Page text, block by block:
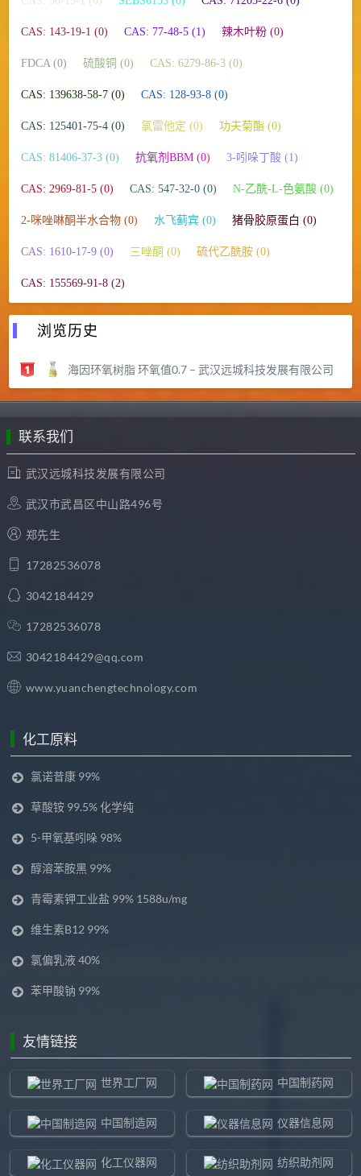
CAS: 143-19-1 (0) CAS: 77-48-5 (1) 辣木叶粉 (0)
FDCA (0) 硫酸铜 (0) CAS: 6279-86-3 (0)
CAS: 139638-58-7 (0) CAS: 128-93-8 (0)
CAS: 125401-75-4 (0) 氯雷他定 (0) 功夫菊酯 (0)
CAS: 81406-37-3 (0) 抗氧剂BBM (0) 3-吲哚丁酸 (1)
CAS: 2969-81-5 (0) CAS: 547-32-0 (0) N-乙酰-L-色氨酸 (0)
2-咪唑啉酮半水合物 (0) 水飞蓟宾 (0) 猪骨胶原蛋白 (0)
CAS: 1610-17-9 (0) 三唑酮 (0) 硫代乙酰胺 (0)
CAS: 155569-91-8 (2)
浏览历史
海因环氧树脂 环氧值0.7 – 武汉远城科技发展有限公司
联系我们
武汉远城科技发展有限公司
武汉市武昌区中山路496号
郑先生
17282536078
3042184429
17282536078
3042184429@qq.com
www.yuanchengtechnology.com
化工原料
氯诺昔康 99%
草酸铵 99.5% 化学纯
5-甲氧基吲哚 98%
醇溶苯胺黑 99%
青霉素钾工业盐 99% 1588u/mg
维生素B12 99%
氯偏乳液 40%
苯甲酸钠 99%
友情链接
世界工厂网 中国制药网
中国制造网 仪器信息网
化工仪器网 纺织助剂网